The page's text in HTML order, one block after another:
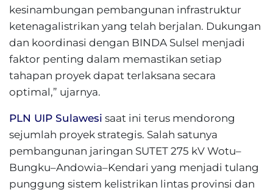
kesinambungan pembangunan infrastruktur
ketenagalistrikan yang telah berjalan. Dukungan
dan koordinasi dengan BINDA Sulsel menjadi
faktor penting dalam memastikan setiap
tahapan proyek dapat terlaksana secara
optimal,” ujarnya.
PLN UIP Sulawesi saat ini terus mendorong
sejumlah proyek strategis. Salah satunya
pembangunan jaringan SUTET 275 kV Wotu–
Bungku–Andowia–Kendari yang menjadi tulang
punggung sistem kelistrikan lintas provinsi dan